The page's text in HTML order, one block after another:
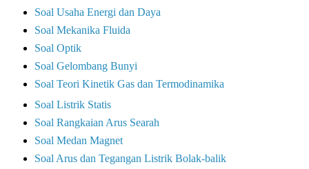
Soal Usaha Energi dan Daya
Soal Mekanika Fluida
Soal Optik
Soal Gelombang Bunyi
Soal Teori Kinetik Gas dan Termodinamika
Soal Listrik Statis
Soal Rangkaian Arus Searah
Soal Medan Magnet
Soal Arus dan Tegangan Listrik Bolak-balik